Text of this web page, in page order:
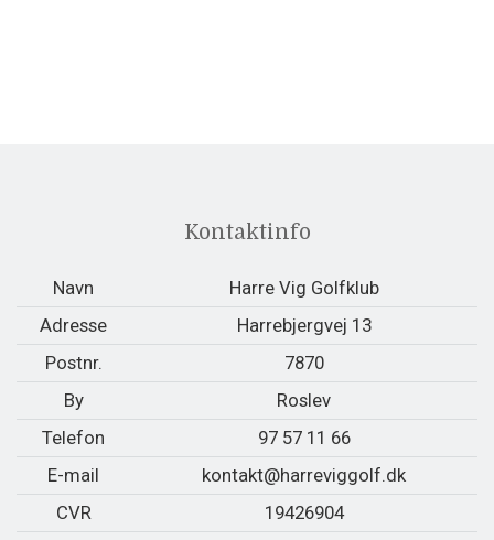
Kontaktinfo
Navn
Harre Vig Golfklub
Adresse
Harrebjergvej 13
Postnr.
7870
By
Roslev
Telefon
97 57 11 66
E-mail
kontakt@harreviggolf.dk
CVR
19426904